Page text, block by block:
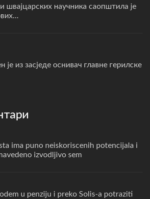
швајцарских научника саопштила је
је из засједе оснивач главне герилске
ima puno neiskoriscenih potencijala i
izvodljivo sem
u penziju i preko Solis-a potraziti